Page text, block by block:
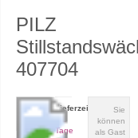
PILZ
407704
Sie
können
als Gast
Lieferzeit:
1-3
Tage